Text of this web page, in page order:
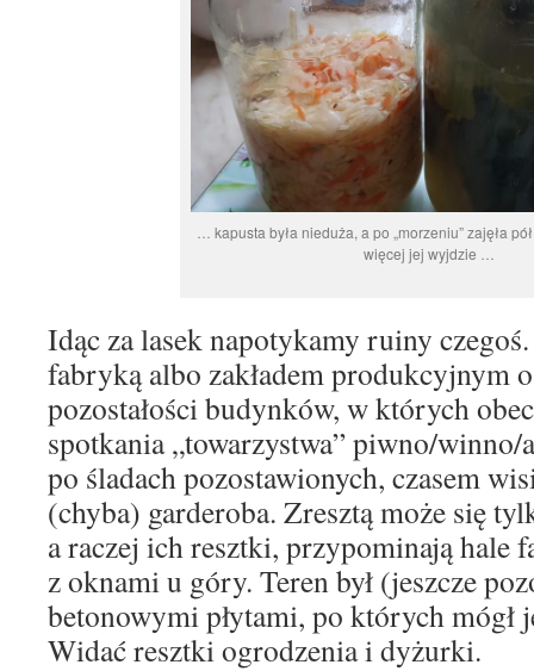
… kapusta była nieduża, a po „morzeniu” zajęła
więcej jej wyjdzie …
Idąc za lasek napotykamy ruiny
fabryką albo zakładem produkcyjnym
pozostałości budynków, w których
spotkania „towarzystwa” piwno/
po śladach pozostawionych, czasem
(chyba) garderoba. Zresztą może się
a raczej ich resztki, przypominają hale
z oknami u góry. Teren był (jeszcze
betonowymi płytami, po których mógł
Widać resztki ogrodzenia i dyżurki.